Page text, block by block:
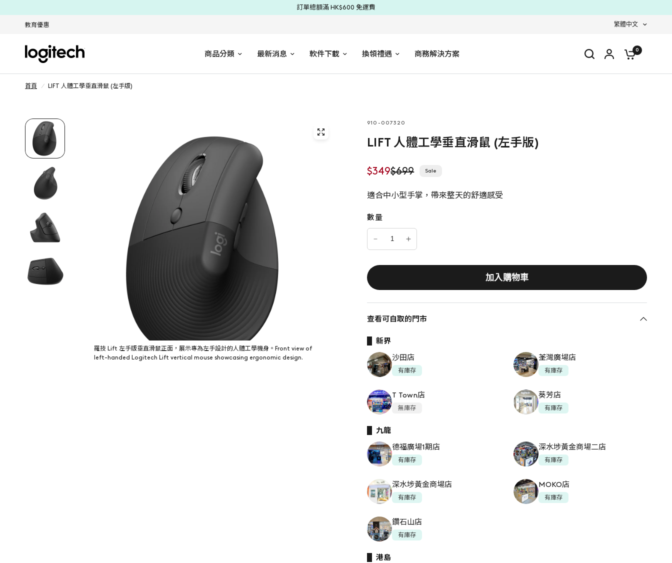
訂單總額滿 HK$600 免運費
教育優惠 繁體中文
商品分類 最新消息 軟件下載 換領禮遇 商務解決方案 0
首頁 / LIFT 人體工學垂直滑鼠 (左手版)
羅技 Lift 左手版垂直滑鼠正面，展示專為左手設計的人體工學機身。Front view of
left-handed Logitech Lift vertical mouse showcasing ergonomic design.
left-handed Logitech Lift vertical mouse showcasing its SmartWheel.
910-007320
LIFT 人體工學垂直滑鼠 (左手版)
$699
$349 Sale
適合中小型手掌，帶來整天的舒適感受
數量
加入購物車
查看可自取的門市
新界
沙田店
有庫存
荃灣廣場店
有庫存
T Town店
無庫存
葵芳店
有庫存
九龍
德福廣場1期店
有庫存
深水埗黃金商場二店
有庫存
深水埗黃金商場店
有庫存
MOKO店
有庫存
鑽石山店
有庫存
港島